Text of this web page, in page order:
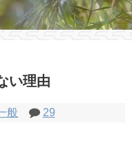
い理由
般 29